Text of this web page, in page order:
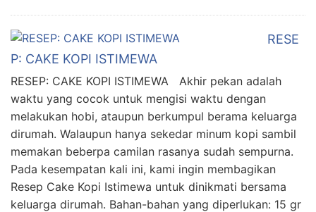
RESE
P: CAKE KOPI ISTIMEWA
RESEP: CAKE KOPI ISTIMEWA Akhir pekan adalah
waktu yang cocok untuk mengisi waktu dengan
melakukan hobi, ataupun berkumpul berama keluarga
dirumah. Walaupun hanya sekedar minum kopi sambil
memakan beberpa camilan rasanya sudah sempurna.
Pada kesempatan kali ini, kami ingin membagikan
Resep Cake Kopi Istimewa untuk dinikmati bersama
keluarga dirumah. Bahan-bahan yang diperlukan: 15 gr